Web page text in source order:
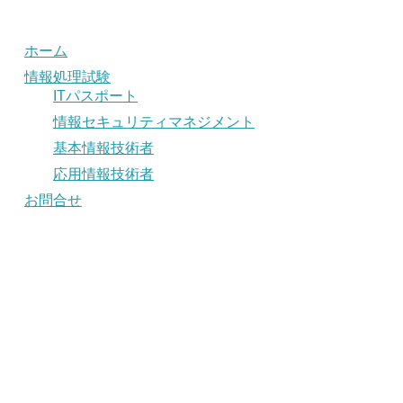
ホーム
情報処理試験
ITパスポート
情報セキュリティマネジメント
基本情報技術者
応用情報技術者
お問合せ